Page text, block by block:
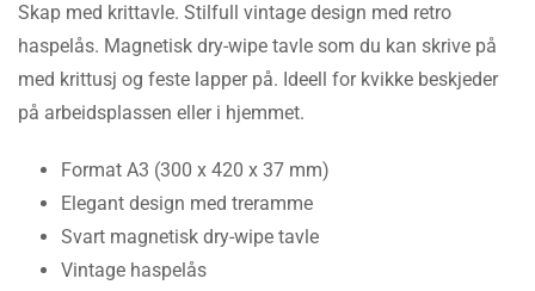
Skap med krittavle. Stilfull vintage design med retro
haspelås. Magnetisk dry-wipe tavle som du kan skrive på
med krittusj og feste lapper på. Ideell for kvikke beskjeder
på arbeidsplassen eller i hjemmet.
Format A3 (300 x 420 x 37 mm)
Elegant design med treramme
Svart magnetisk dry-wipe tavle
Vintage haspelås